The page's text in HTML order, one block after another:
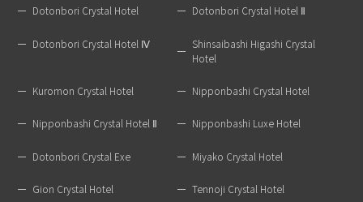
Dotonbori Crystal Hotel Dotonbori Crystal Hotel Ⅱ
Dotonbori Crystal Hotel Ⅳ
Shinsaibashi Higashi Crystal
Hotel
Kuromon Crystal Hotel Nipponbashi Crystal Hotel
Nipponbashi Crystal Hotel Ⅱ Nipponbashi Luxe Hotel
Dotonbori Crystal Exe Miyako Crystal Hotel
Gion Crystal Hotel Tennoji Crystal Hotel